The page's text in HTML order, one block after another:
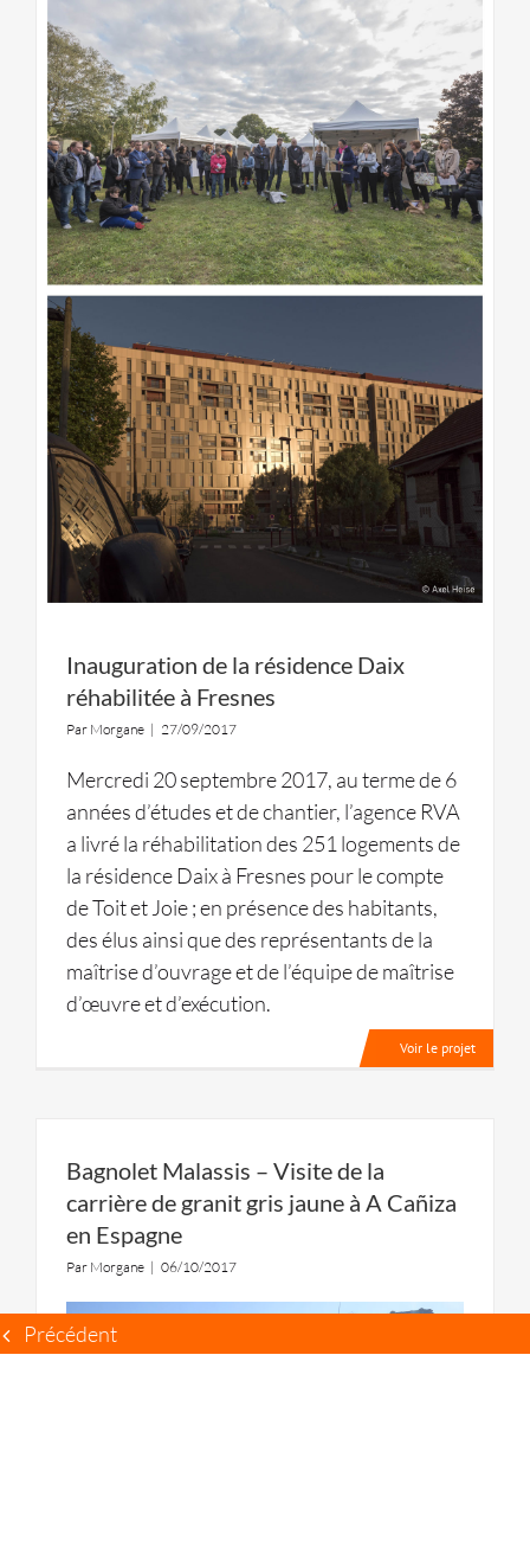
Précédent
Inauguration de la résidence Daix
réhabilitée à Fresnes
Par Morgane | 27/09/2017
Mercredi 20 septembre 2017, au terme de 6
années d’études et de chantier, l’agence RVA
a livré la réhabilitation des 251 logements de
la résidence Daix à Fresnes pour le compte
de Toit et Joie ; en présence des habitants,
des élus ainsi que des représentants de la
maîtrise d’ouvrage et de l’équipe de maîtrise
d’œuvre et d’exécution.
Voir le projet
Bagnolet Malassis – Visite de la
carrière de granit gris jaune à A Cañiza
en Espagne
Par Morgane | 06/10/2017